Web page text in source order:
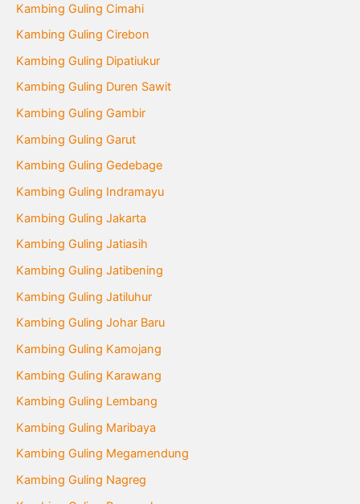
Kambing Guling Cimahi
Kambing Guling Cirebon
Kambing Guling Dipatiukur
Kambing Guling Duren Sawit
Kambing Guling Gambir
Kambing Guling Garut
Kambing Guling Gedebage
Kambing Guling Indramayu
Kambing Guling Jakarta
Kambing Guling Jatiasih
Kambing Guling Jatibening
Kambing Guling Jatiluhur
Kambing Guling Johar Baru
Kambing Guling Kamojang
Kambing Guling Karawang
Kambing Guling Lembang
Kambing Guling Maribaya
Kambing Guling Megamendung
Kambing Guling Nagreg